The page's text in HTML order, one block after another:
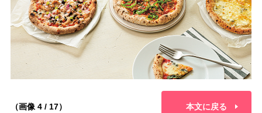
（画像 4 / 17） 本文に戻る